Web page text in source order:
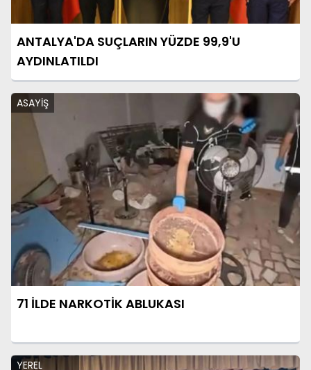
ANTALYA'DA SUÇLARIN YÜZDE 99,9'U
AYDINLATILDI
ASAYİŞ
71 İLDE NARKOTİK ABLUKASI
YEREL